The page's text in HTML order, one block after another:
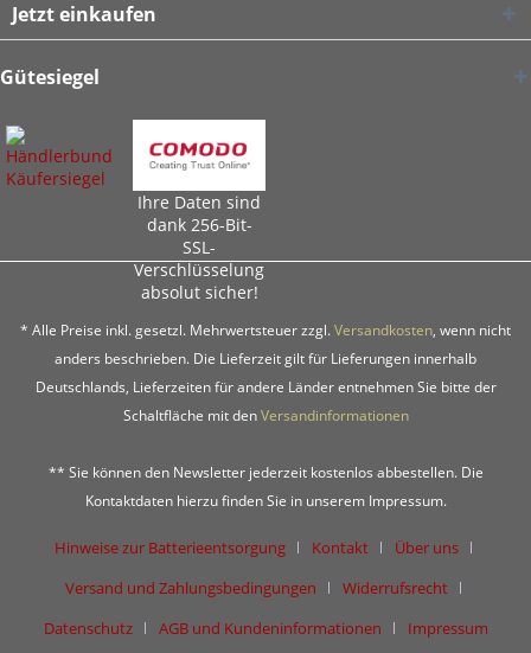
Jetzt einkaufen
Gütesiegel
Ihre Daten sind
dank 256-Bit-
SSL-
Verschlüsselung
absolut sicher!
* Alle Preise inkl. gesetzl. Mehrwertsteuer zzgl.Versandkosten, wenn nicht
anders beschrieben. Die Lieferzeit gilt für Lieferungen innerhalb
Deutschlands, Lieferzeiten für andere Länder entnehmen Sie bitte der
Schaltfläche mit denVersandinformationen
** Sie können den Newsletter jederzeit kostenlos abbestellen. Die
Kontaktdaten hierzu finden Sie in unserem Impressum.
Hinweise zur Batterieentsorgung Kontakt
Über uns
Versand und Zahlungsbedingungen
Widerrufsrecht
Datenschutz
AGB und Kundeninformationen
Impressum